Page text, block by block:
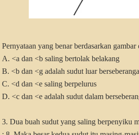
Pernyataan yang benar berdasarkan gambar
A. <a dan <b saling bertolak belakang
B. <b dan <g adalah sudut luar
C. <d dan <e saling berpelurus
D. <c dan <e adalah sudut dalam
3. Dua buah sudut yang saling berpenyiku